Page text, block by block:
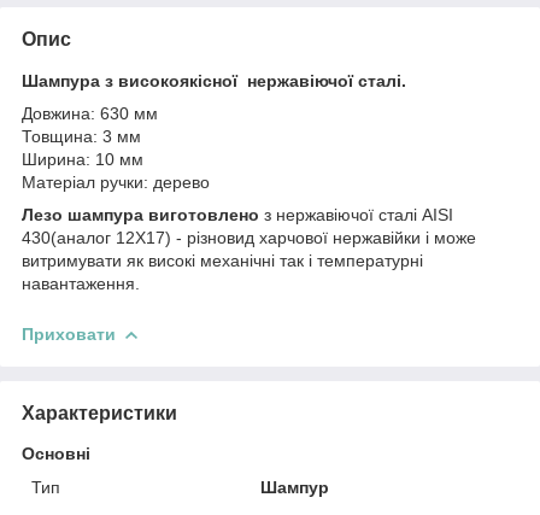
Опис
Шампура з високоякісної нержавіючої сталі.
Довжина: 630 мм
Товщина: 3 мм
Ширина: 10 мм
Матеріал ручки: дерево
Лезо шампура виготовлено з нержавіючої сталі AISI
430(аналог 12Х17) - різновид харчової нержавійки і може
витримувати як високі механічні так і температурні
навантаження.
Приховати
Характеристики
Основні
Тип
Шампур